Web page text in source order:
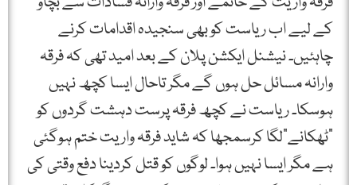
کے لیے اب ریاست کو بھی سنجیدہ اقدامات کرنے
چاہئیں۔ نیشنل ایکشن پلان کے بعد امید تھی کہ فرقہ
وارانہ مسائل حل ہوں گے مگر تاحال ایسا کچھ نہیں
ہوسکا۔ ریاست نے کچھ فرقہ پرست دہشت گردوں کو
”ٹھکانے“لگا کرسمجھا کہ شاید فرقہ واریت ختم ہوگئی
ہے مگر ایسا نہیں ہوا۔ لوگوں کو قتل کردینا دفع وقتی کی